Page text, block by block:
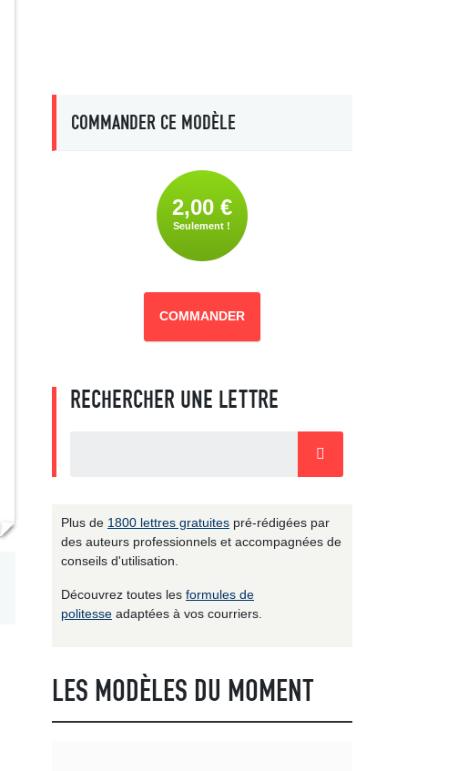
COMMANDER CE MODÈLE
2,00 €
Seulement !
COMMANDER
RECHERCHER UNE LETTRE
Plus de 1800 lettres gratuites pré-rédigées par
des auteurs professionnels et accompagnées de
conseils d'utilisation.
Découvrez toutes les formules de
politesse adaptées à vos courriers.
LES MODÈLES DU MOMENT